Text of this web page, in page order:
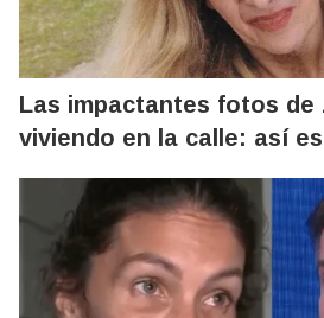
Las impactantes fotos de
viviendo en la calle: así